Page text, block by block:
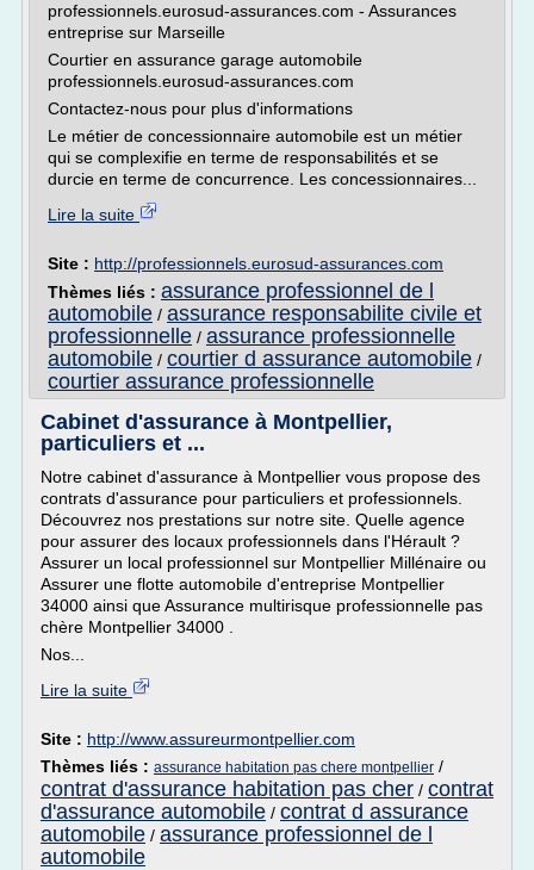
professionnels.eurosud-assurances.com - Assurances
entreprise sur Marseille
Courtier en assurance garage automobile
professionnels.eurosud-assurances.com
Contactez-nous pour plus d'informations
Le métier de concessionnaire automobile est un métier
qui se complexifie en terme de responsabilités et se
durcie en terme de concurrence. Les concessionnaires...
Lire la suite
Site : http://professionnels.eurosud-assurances.com
Thèmes liés : assurance professionnel de l
automobile / assurance responsabilite civile et
professionnelle / assurance professionnelle
automobile / courtier d assurance automobile /
courtier assurance professionnelle
Cabinet d'assurance à Montpellier,
particuliers et ...
Notre cabinet d'assurance à Montpellier vous propose des
contrats d'assurance pour particuliers et professionnels.
Découvrez nos prestations sur notre site. Quelle agence
pour assurer des locaux professionnels dans l'Hérault ?
Assurer un local professionnel sur Montpellier Millénaire ou
Assurer une flotte automobile d'entreprise Montpellier
34000 ainsi que Assurance multirisque professionnelle pas
chère Montpellier 34000 .
Nos...
Lire la suite
Site : http://www.assureurmontpellier.com
Thèmes liés : assurance habitation pas chere montpellier /
contrat d'assurance habitation pas cher / contrat
d'assurance automobile / contrat d assurance
automobile / assurance professionnel de l
automobile